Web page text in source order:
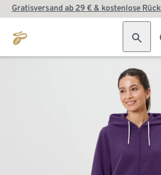
Gratisversand ab 29 € & kostenlose